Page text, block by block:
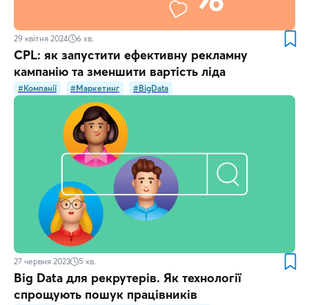
29 квітня 2024 6 хв.
CPL: як запустити ефективну рекламну
кампанію та зменшити вартість ліда
#Компанії #Маркетинг #BigData
27 червня 2023 5 хв.
Big Data для рекрутерів. Як технології
спрощують пошук працівників